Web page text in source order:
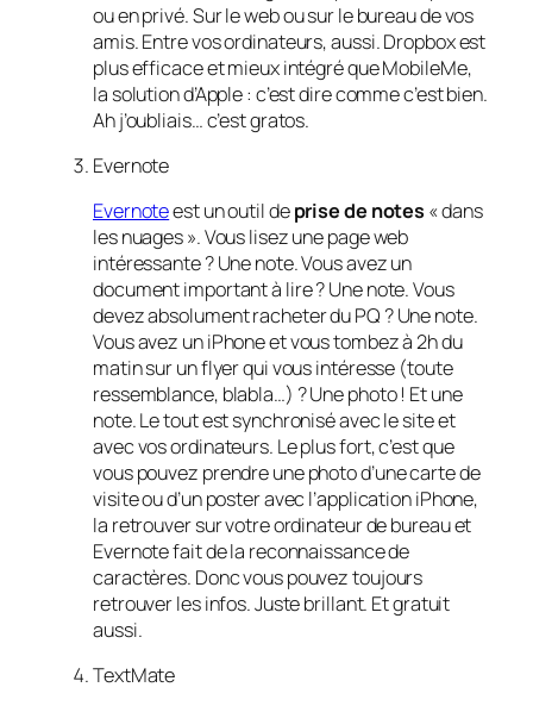
ou en privé. Sur le web ou sur le bureau de vos
amis. Entre vos ordinateurs, aussi. Dropbox est
plus efficace et mieux intégré que MobileMe,
la solution d’Apple : c’est dire comme c’est bien.
Ah j’oubliais… c’est gratos.
Evernote
Evernoteest un outil deprise de notes « dans
les nuages ». Vous lisez une page web
intéressante ? Une note. Vous avez un
document important à lire ? Une note. Vous
devez absolument racheter du PQ ? Une note.
Vous avez un iPhone et vous tombez à 2h du
matin sur un flyer qui vous intéresse (toute
ressemblance, blabla…) ? Une photo ! Et une
note. Le tout est synchronisé avec le site et
avec vos ordinateurs. Le plus fort, c’est que
vous pouvez prendre une photo d’une carte de
visite ou d’un poster avec l’application iPhone,
la retrouver sur votre ordinateur de bureau et
Evernote fait de la reconnaissance de
caractères. Donc vous pouvez toujours
retrouver les infos. Juste brillant. Et gratuit
aussi.
TextMate